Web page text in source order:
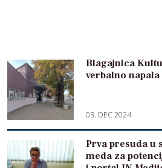
Blagajnica
verbalno
03. DEC 2024
Prva presuda u
meda za